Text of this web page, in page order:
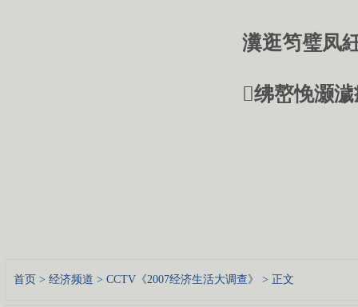
瀵逛笉璧凤
绋嶅悗灏
首页 > 经济频道 > CCTV《2007经济生活大调查》 > 正文